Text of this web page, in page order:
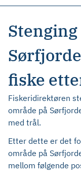
fiske
Fiskeridirektøren
område på
med trål.
Etter dette er det
område på
mellom følgende